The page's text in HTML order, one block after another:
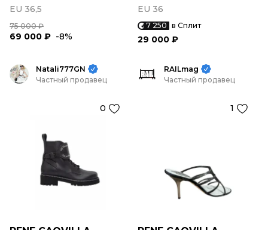
EU 36,5
75 000 ₽
69 000 ₽ -8%
EU 36
7 250 в Сплит
29 000 ₽
Natali777GN
Частный продавец
0
RAILmag
Частный продавец
1